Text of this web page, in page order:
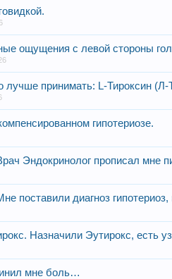
ощущения с левой стороны
лучше принимать: L-Тироксин
гипотериозе.
Эндокринолог прописал мне
поставили диагноз
Назначили Эутирокс, есть
мне боль…